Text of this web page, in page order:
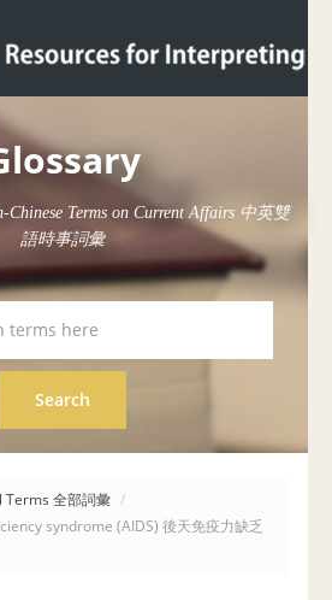
Chinese Terms on Current Affairs 中英雙
語時事詞彙
Terms 全部詞彙 /
syndrome (AIDS) 後天免疫力缺乏